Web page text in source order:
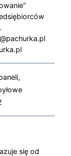
się od